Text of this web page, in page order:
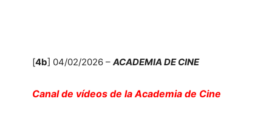
[4b] 04/02/2026 – ACADEMIA DE CINE
Canal de vídeos de la Academia de Cine